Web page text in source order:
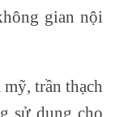
gian nội
trần thạch
sử dụng cho